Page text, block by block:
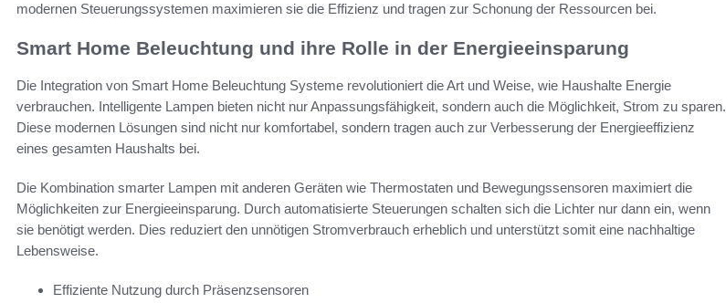
modernen Steuerungssystemen maximieren sie die Effizienz und tragen zur Schonung der Ressourcen bei.
Smart Home Beleuchtung und ihre Rolle in der Energieeinsparung
Die Integration von Smart Home Beleuchtung Systeme revolutioniert die Art und Weise, wie Haushalte Energie
verbrauchen. Intelligente Lampen bieten nicht nur Anpassungsfähigkeit, sondern auch die Möglichkeit, Strom zu sparen.
Diese modernen Lösungen sind nicht nur komfortabel, sondern tragen auch zur Verbesserung der Energieeffizienz
eines gesamten Haushalts bei.
Die Kombination smarter Lampen mit anderen Geräten wie Thermostaten und Bewegungssensoren maximiert die
Möglichkeiten zur Energieeinsparung. Durch automatisierte Steuerungen schalten sich die Lichter nur dann ein, wenn
sie benötigt werden. Dies reduziert den unnötigen Stromverbrauch erheblich und unterstützt somit eine nachhaltige
Lebensweise.
Effiziente Nutzung durch Präsenzsensoren